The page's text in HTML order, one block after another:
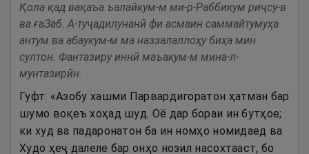
Қола қад вақаъа ъалайкум-м ми-р-Раббикум риҷсу-в
ва ғаЗаб. А-туҷадилунанӣ фи асмаин саммайтумуҳа
антум ва абаукум-м ма наззалаллоҳу биҳа мин
султон. Фантазиру иннӣ маъакум-м мина-л-
мунтазирӣн.
Гуфт: «Азобу хашми Парвардигоратон ҳатман бар
шумо воқеъ хоҳад шуд. Оё дар бораи ин бутҳое;
ки худ ва падаронатон ба ин номҳо номидаед ва
Худо ҳеҷ далеле бар онҳо нозил насохтааст, бо